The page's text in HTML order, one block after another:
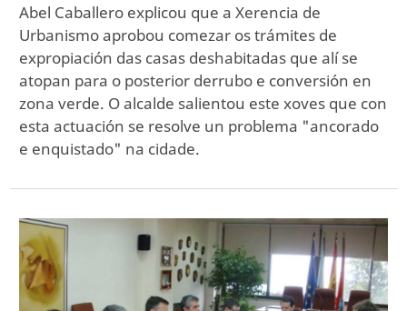
Abel Caballero explicou que a Xerencia de
Urbanismo aprobou comezar os trámites de
expropiación das casas deshabitadas que alí se
atopan para o posterior derrubo e conversión en
zona verde. O alcalde salientou este xoves que con
esta actuación se resolve un problema "ancorado
e enquistado" na cidade.